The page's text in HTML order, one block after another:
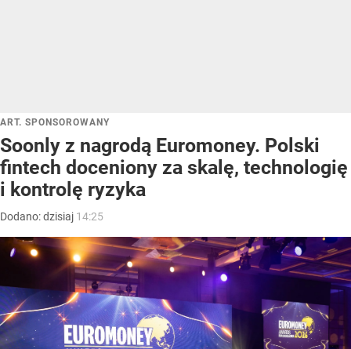
ART. SPONSOROWANY
Soonly z nagrodą Euromoney. Polski
fintech doceniony za skalę, technologię
i kontrolę ryzyka
Dodano:dzisiaj 14:25